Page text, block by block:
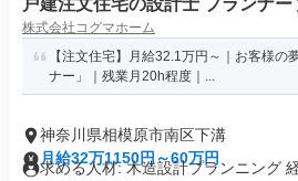
戸建注文住宅の設計士 プランナ
株式会社コグマホーム
【注文住宅】月給32.1万円～｜お客様の
ナー」｜残業月20h程度｜...
神奈川県相模原市南区下溝
月給32万1150円～60万円
求める人材: 木造設計プランニング